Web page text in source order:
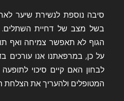
סיבה נוספת לנשירת שיער
בשל מצב של דחיית השתלים.
הגוף לא תאפשר צמיחה ואף
על כן, במרפאתנו אנו עורכים
לבחון האם קיים סיכוי
המטופלים ולהעריך את הצלחת